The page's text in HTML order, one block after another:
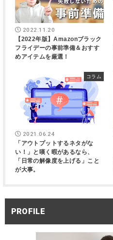
2022.11.20
【2022年版】Amazonブラック
フライデーの事前準備＆おすす
めアイテムを厳選！
コラム
2021.06.24
「アウトプットするネタがな
い！」と嘆く暇があるなら、
「日常の解像度を上げる」こと
が大事。
PROFILE